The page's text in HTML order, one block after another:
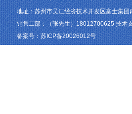
地址：苏州市吴江经济技术开发区富士集
销售二部：（张先生）18012700625 技术
备案号：苏ICP备20026012号